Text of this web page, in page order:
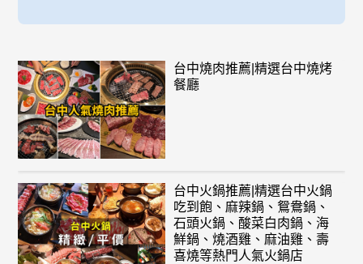
台中燒肉推薦|精選台中燒烤
餐廳
台中火鍋推薦|精選台中火鍋
吃到飽、麻辣鍋、鴛鴦鍋、
石頭火鍋、酸菜白肉鍋、海
鮮鍋、燒酒雞、麻油雞、壽
喜燒等熱門人氣火鍋店